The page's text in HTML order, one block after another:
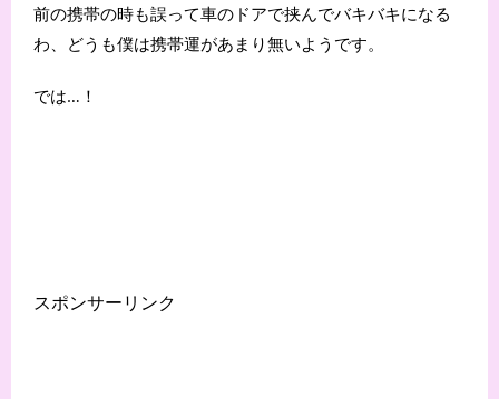
前の携帯の時も誤って車のドアで挟んでバキバキになる
わ、どうも僕は携帯運があまり無いようです。
では…！
スポンサーリンク